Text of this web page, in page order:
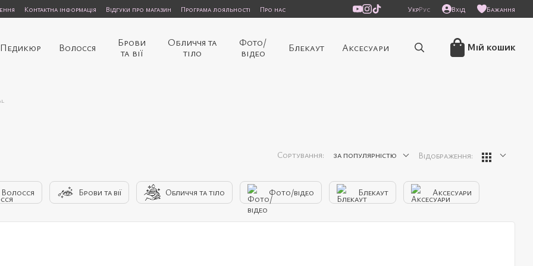
Контактна інформація Відгуки про магазин Програма лояльності
Про нас
УкрРус Вхід Бажання
Педикюр Волосся
Брови
та вії
Обличчя та
тіло
Фото/
відео
Блекаут Аксесуари Мій кошик
Сортування: за популярністю Відображення:
Волосся Брови та вії Обличчя та тіло Фото/відео Блекаут Аксесуари